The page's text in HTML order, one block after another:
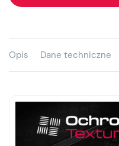
Opis Dane techniczne